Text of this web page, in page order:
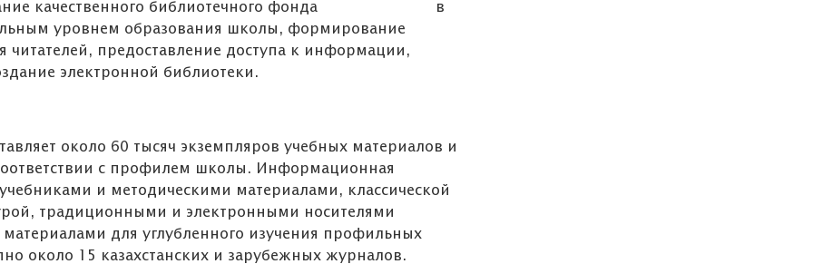
качественного библиотечного фонда в
уровнем образования школы, формирование
предоставление доступа к информации,
электронной библиотеки.
около 60 тысяч экземпляров учебных материалов и
с профилем школы. Информационная
и методическими материалами, классической
традиционными и электронными носителями
для углубленного изучения профильных
около 15 казахстанских и зарубежных журналов.